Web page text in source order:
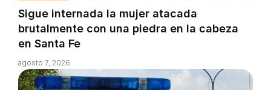
Sigue internada la mujer atacada
brutalmente con una piedra en la cabeza
en Santa Fe
agosto 7, 2026